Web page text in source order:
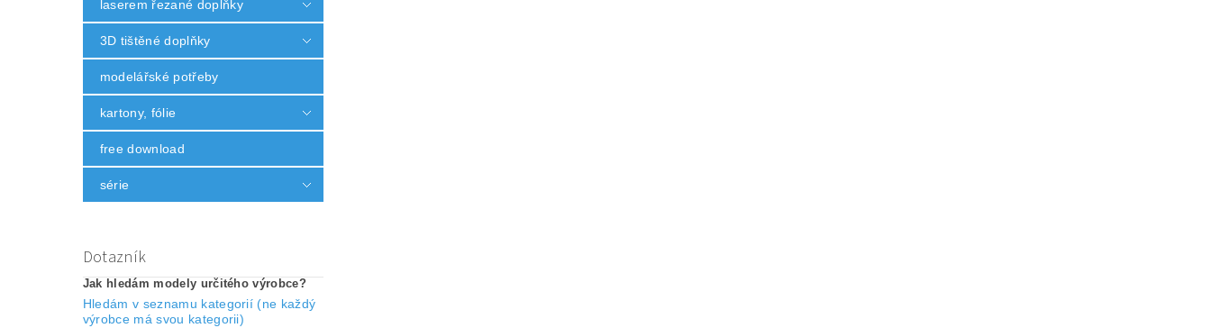
laserem řezané doplňky
3D tištěné doplňky
modelářské potřeby
kartony, fólie
free download
série
Dotazník
Jak hledám modely určitého výrobce?
Hledám v seznamu kategorií (ne každý
výrobce má svou kategorii)